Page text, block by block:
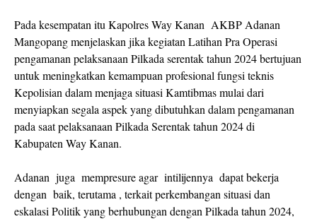
Pada kesempatan itu Kapolres Way Kanan AKBP Adanan
Mangopang menjelaskan jika kegiatan Latihan Pra Operasi
pengamanan pelaksanaan Pilkada serentak tahun 2024 bertujuan
untuk meningkatkan kemampuan profesional fungsi teknis
Kepolisian dalam menjaga situasi Kamtibmas mulai dari
menyiapkan segala aspek yang dibutuhkan dalam pengamanan
pada saat pelaksanaan Pilkada Serentak tahun 2024 di
Kabupaten Way Kanan.
Adanan juga mempresure agar intilijennya dapat bekerja
dengan baik, terutama , terkait perkembangan situasi dan
eskalasi Politik yang berhubungan dengan Pilkada tahun 2024,